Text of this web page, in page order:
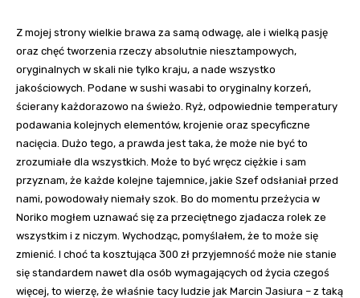
Z mojej strony wielkie brawa za samą odwagę, ale i wielką pasję
oraz chęć tworzenia rzeczy absolutnie niesztampowych,
oryginalnych w skali nie tylko kraju, a nade wszystko
jakościowych. Podane w sushi wasabi to oryginalny korzeń,
ścierany każdorazowo na świeżo. Ryż, odpowiednie temperatury
podawania kolejnych elementów, krojenie oraz specyficzne
nacięcia. Dużo tego, a prawda jest taka, że może nie być to
zrozumiałe dla wszystkich. Może to być wręcz ciężkie i sam
przyznam, że każde kolejne tajemnice, jakie Szef odsłaniał przed
nami, powodowały niemały szok. Bo do momentu przeżycia w
Noriko mogłem uznawać się za przeciętnego zjadacza rolek ze
wszystkim i z niczym. Wychodząc, pomyślałem, że to może się
zmienić. I choć ta kosztująca 300 zł przyjemność może nie stanie
się standardem nawet dla osób wymagających od życia czegoś
więcej, to wierzę, że właśnie tacy ludzie jak Marcin Jasiura – z taką